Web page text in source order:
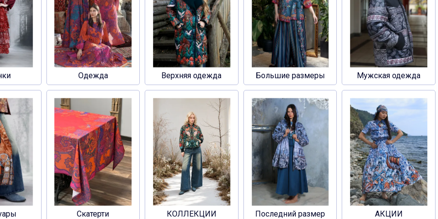
Одежда Верхняя одежда Большие размеры Мужская одежда
Скатерти КОЛЛЕКЦИИ Последний размер АКЦИИ